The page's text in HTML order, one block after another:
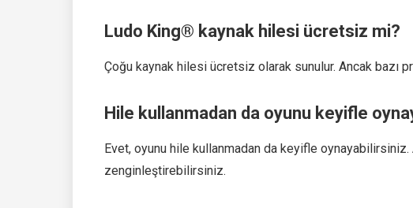
Ludo King® kaynak hilesi ücretsiz mi?
Çoğu kaynak hilesi ücretsiz olarak sunulur. Ancak bazı
Hile kullanmadan da oyunu keyifle
Evet, oyunu hile kullanmadan da keyifle
zenginleştirebilirsiniz.